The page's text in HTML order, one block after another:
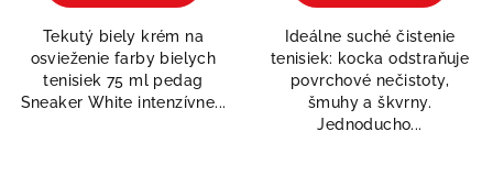
z
5
hviezdičiek.
Tekutý biely krém na
osvieženie farby bielych
tenisiek 75 ml pedag
Sneaker White intenzívne...
z
5
hviezdičiek.
Ideálne suché čistenie
tenisiek: kocka odstraňuje
povrchové nečistoty,
šmuhy a škvrny.
Jednoducho...